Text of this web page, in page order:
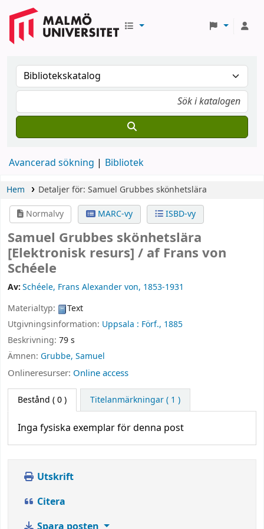
Avancerad sökning Bibliotek
Hem Detaljer för: Samuel Grubbes skönhetslära
Normalvy
MARC-vy ISBD-vy
Samuel Grubbes skönhetslära
[Elektronisk resurs] / af Frans von
Schéele
Av:Schéele, Frans Alexander von, 1853-1931
Materialtyp:
Text
Utgivningsinformation: Uppsala : Förf., 1885
Beskrivning: 79 s
Ämnen: Grubbe, Samuel
Onlineresurser: Online access
Bestånd ( 0 ) Titelanmärkningar ( 1 )
Inga fysiska exemplar för denna post
Utskrift
Citera